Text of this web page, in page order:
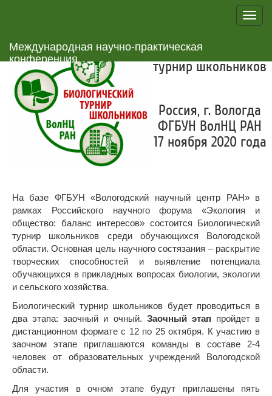
Международная научно-практическая
конференция
Биологический
турнир школьников
Россия, г. Вологда
ФГБУН ВолНЦ РАН
17 ноября 2020 года
На базе ФГБУН «Вологодский научный центр РАН» в
рамках Российского научного форума «Экология и
общество: баланс интересов» состоится Биологический
турнир школьников среди обучающихся Вологодской
области. Основная цель научного состязания – раскрытие
творческих способностей и выявление потенциала
обучающихся в прикладных вопросах биологии, экологии
и сельского хозяйства.
Биологический турнир школьников будет проводиться в
два этапа: заочный и очный. Заочный этап пройдет в
дистанционном формате с 12 по 25 октября. К участию в
заочном этапе приглашаются команды в составе 2-4
человек от образовательных учреждений Вологодской
области.
Для участия в очном этапе будут приглашены пять